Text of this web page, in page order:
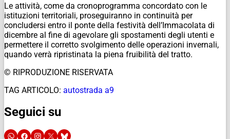
Le attività, come da cronoprogramma concordato con le
istituzioni territoriali, proseguiranno in continuità per
concludersi entro il ponte della festività dell’Immacolata di
dicembre al fine di agevolare gli spostamenti degli utenti e
permettere il corretto svolgimento delle operazioni invernali,
quando verrà ripristinata la piena fruibilità del tratto.
© RIPRODUZIONE RISERVATA
TAG ARTICOLO: autostrada a9
Seguici su